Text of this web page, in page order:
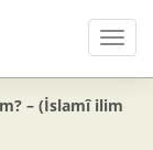
Menü
– (İslamî ilim